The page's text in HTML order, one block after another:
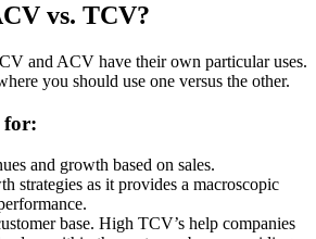
vs. TCV?
and ACV have their own particular uses.
you should use one versus the other.
for:
and growth based on sales.
strategies as it provides a macroscopic
base. High TCV’s help companies